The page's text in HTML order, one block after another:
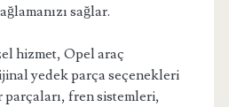
sağlar.
hizmet, Opel araç
yedek parça seçenekleri
fren sistemleri,